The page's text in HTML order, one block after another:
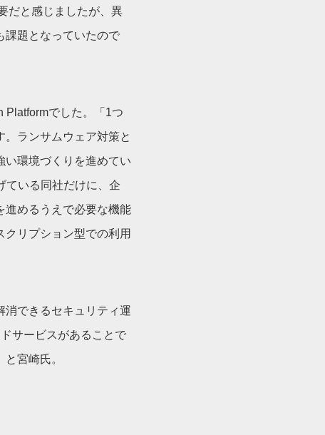
だと感じましたが、異
課題となっていたので
Platformでした。「1つ
ランサムウェア対策と
い環境づくりを進めてい
ている同社だけに、企
進めるうえで必要な機能
リプション型での利用
消できるセキュリティ運
サービスがあることで
宮崎氏。